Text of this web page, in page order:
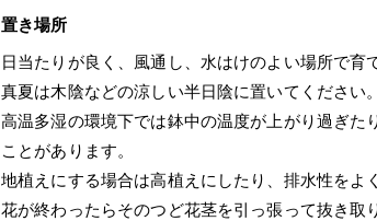
置き場所
日当たりが良く、風通し、水はけのよい場所で育
真夏は木陰などの涼しい半日陰に置いてください。
高温多湿の環境下では鉢中の温度が上がり過ぎ
ことがあります。
地植えにする場合は高植えにしたり、排水性をよ
花が終わったらそのつど花茎を引っ張って抜き